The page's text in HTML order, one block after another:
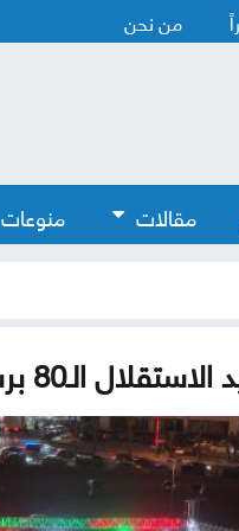
من نحن
مقالات منوعات
دعم للنشامى